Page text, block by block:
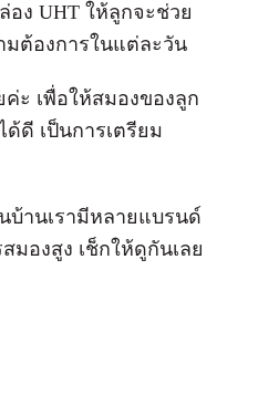
ง UHT ให้ลูกจะช่วย
มต้องการในแต่ละวัน
ะ เพื่อให้สมองของลูก
ดี เป็นการเตรียม
บ้านเรามีหลายแบรนด์
มองสูง เช็กให้ดูกันเลย